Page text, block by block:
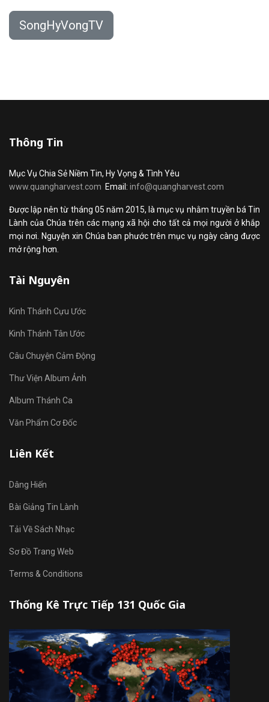
SongHyVongTV
Thông Tin
Mục Vụ Chia Sẻ Niềm Tin, Hy Vọng & Tình Yêu
www.quangharvest.com Email: info@quangharvest.com
Được lập nên từ tháng 05 năm 2015, là mục vụ nhằm truyền bá Tin
Lành của Chúa trên các mạng xã hội cho tất cả mọi người ở khắp
mọi nơi. Nguyện xin Chúa ban phước trên mục vụ ngày càng được
mở rộng hơn.
Tài Nguyên
Kinh Thánh Cựu Ước
Kinh Thánh Tân Ước
Câu Chuyện Cảm Động
Thư Viện Album Ảnh
Album Thánh Ca
Văn Phẩm Cơ Đốc
Liên Kết
Dâng Hiến
Bài Giảng Tin Lành
Tải Về Sách Nhạc
Sơ Đồ Trang Web
Terms & Conditions
Thống Kê Trực Tiếp 131 Quốc Gia